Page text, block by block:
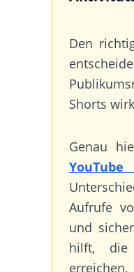
Den
Shorts
Genau
Aufrufe
und
hilft, die